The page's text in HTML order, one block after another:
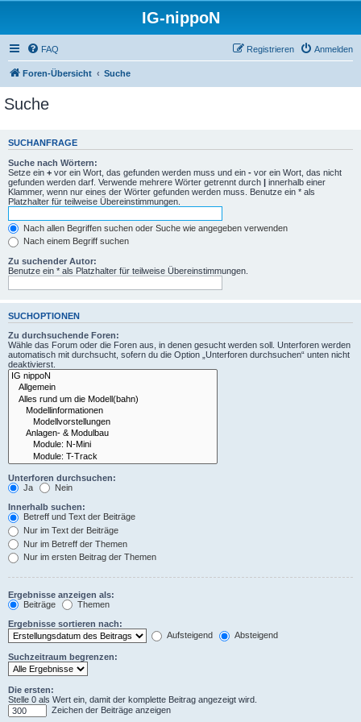
IG-nippoN
FAQ Anmelden
Registrieren
Foren-Übersicht Suche
Suche
SUCHANFRAGE
Suche nach Wörtern:
Setze ein + vor ein Wort, das gefunden werden muss und ein - vor ein Wort, das nicht
gefunden werden darf. Verwende mehrere Wörter getrennt durch | innerhalb einer
Klammer, wenn nur eines der Wörter gefunden werden muss. Benutze ein * als
Platzhalter für teilweise Übereinstimmungen.
Nach allen Begriffen suchen oder Suche wie angegeben verwenden
Nach einem Begriff suchen
Zu suchender Autor:
Benutze ein * als Platzhalter für teilweise Übereinstimmungen.
SUCHOPTIONEN
Zu durchsuchende Foren:
Wähle das Forum oder die Foren aus, in denen gesucht werden soll. Unterforen werden
automatisch mit durchsucht, sofern du die Option „Unterforen durchsuchen“ unten nicht
deaktivierst.
Unterforen durchsuchen:
Ja
Nein
Innerhalb suchen:
Betreff und Text der Beiträge
Nur im Text der Beiträge
Nur im Betreff der Themen
Nur im ersten Beitrag der Themen
Ergebnisse anzeigen als:
Beiträge
Themen
Ergebnisse sortieren nach:
Aufsteigend
Absteigend
Suchzeitraum begrenzen:
Die ersten:
Stelle 0 als Wert ein, damit der komplette Beitrag angezeigt wird.
Zeichen der Beiträge anzeigen